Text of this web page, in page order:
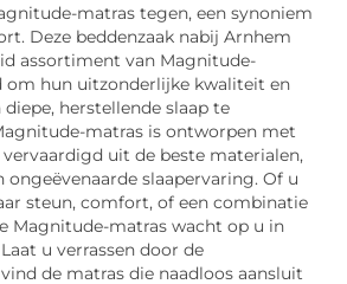
matras tegen, een synoniem
Deze beddenzaak nabij Arnhem
assortiment van Magnitude-
om hun uitzonderlijke kwaliteit en
herstellende slaap te
matras is ontworpen met
uit de beste materialen,
slaapervaring. Of u
steun, comfort, of een combinatie
Magnitude-matras wacht op u in
u verrassen door de
de matras die naadloos aansluit